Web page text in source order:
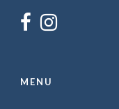
MENU